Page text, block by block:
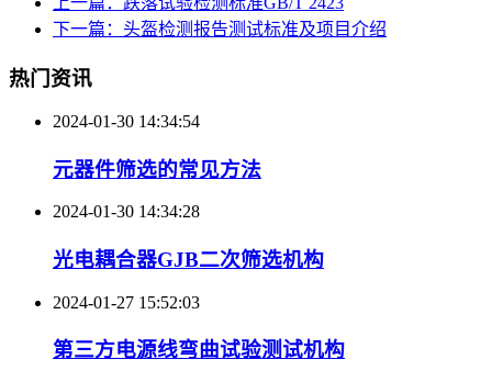
下一篇：头盔检测报告测试标准及项目介绍
热门资讯
2024-01-30 14:34:54
元器件筛选的常见方法
2024-01-30 14:34:28
光电耦合器GJB二次筛选机构
2024-01-27 15:52:03
第三方电源线弯曲试验测试机构